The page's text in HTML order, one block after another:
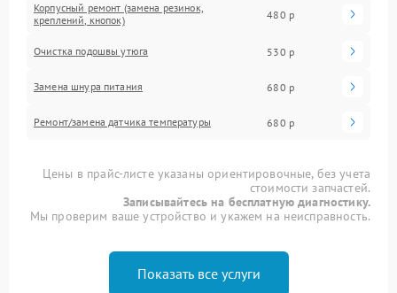
Корпусный ремонт (замена резинок,
креплений, кнопок)
480 р
Очистка подошвы утюга 530 р
Замена шнура питания 680 р
Ремонт/замена датчика температуры 680 р
Цены в прайс-листе указаны ориентировочные, без учета
стоимости запчастей.
Записывайтесь на бесплатную диагностику.
Мы проверим ваше устройство и укажем на неисправность.
Показать все услуги